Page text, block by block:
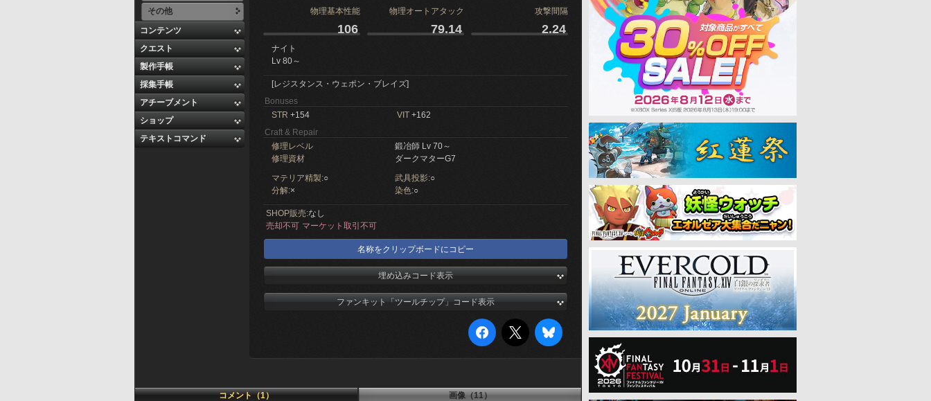
その他
コンテンツ
クエスト
製作手帳
採集手帳
アチーブメント
ショップ
テキストコマンド
物理基本性能 物理オートアタック 攻撃間隔
106 79.14 2.24
ナイト
Lv 80～
[レジスタンス・ウェポン・ブレイズ]
Bonuses
STR +154 VIT +162
Craft & Repair
修理レベル
鍛冶師 Lv 70～
修理資材
ダークマターG7
マテリア精製:○ 武具投影:○
分解:× 染色:○
SHOP販売:なし
売却不可 マーケット取引不可
名称をクリップボードにコピー
埋め込みコード表示
ファンキット「ツールチップ」コード表示
コメント（1） 画像（11）